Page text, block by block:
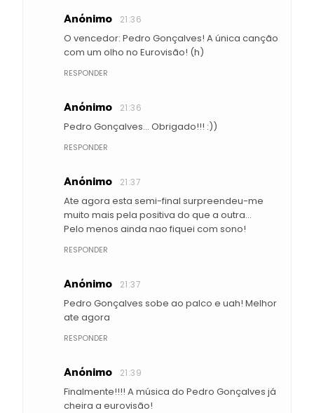
Anónimo 21:36
O vencedor: Pedro Gonçalves! A única canção
com um olho no Eurovisão! (h)
RESPONDER
Anónimo 21:36
Pedro Gonçalves... Obrigado!!! :))
RESPONDER
Anónimo 21:37
Ate agora esta semi-final surpreendeu-me
muito mais pela positiva do que a outra...
Pelo menos ainda nao fiquei com sono!
RESPONDER
Anónimo 21:37
Pedro Gonçalves sobe ao palco e uah! Melhor
ate agora
RESPONDER
Anónimo 21:39
Finalmente!!!! A música do Pedro Gonçalves já
cheira a eurovisão!